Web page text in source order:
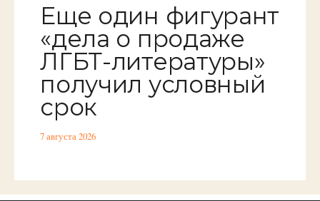
Еще один фигурант
«дела о продаже
ЛГБТ-литературы»
получил условный
срок
7 августа 2026